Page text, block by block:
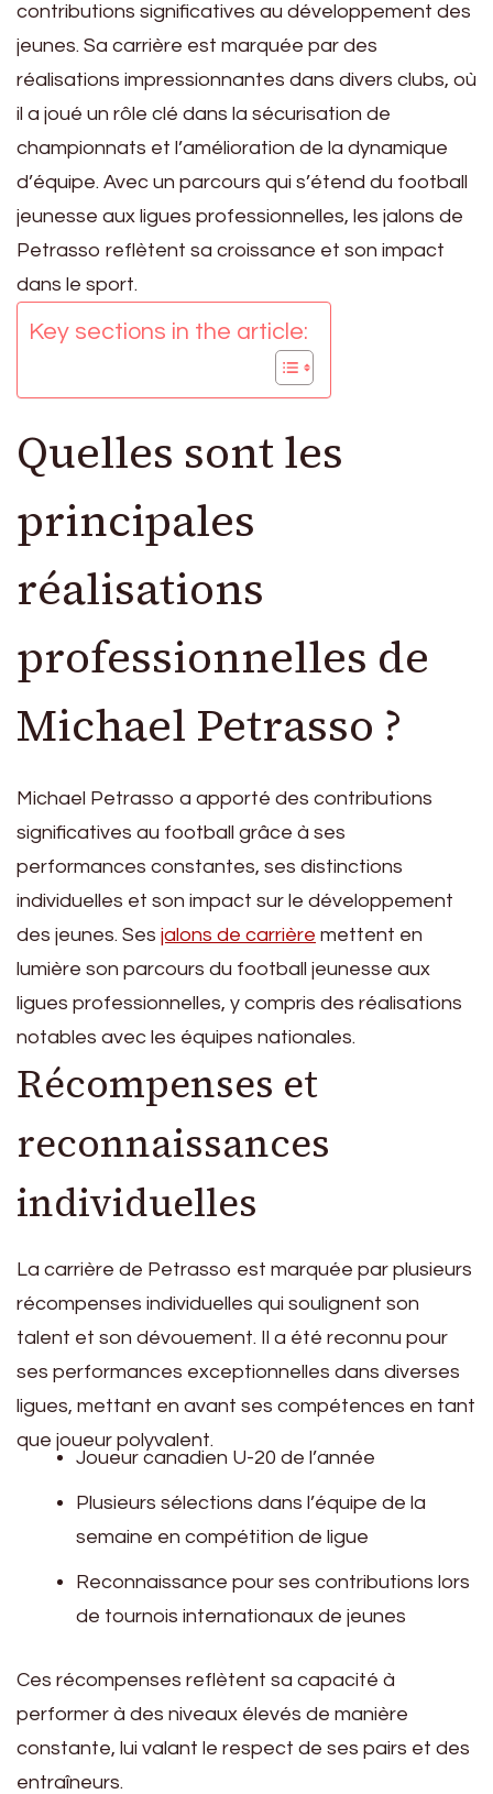
contributions significatives au développement des
jeunes. Sa carrière est marquée par des
réalisations impressionnantes dans divers clubs, où
il a joué un rôle clé dans la sécurisation de
championnats et l’amélioration de la dynamique
d’équipe. Avec un parcours qui s’étend du football
jeunesse aux ligues professionnelles, les jalons de
Petrasso reflètent sa croissance et son impact
dans le sport.
Key sections in the article:
Quelles sont les
principales
réalisations
professionnelles de
Michael Petrasso ?
Michael Petrasso a apporté des contributions
significatives au football grâce à ses
performances constantes, ses distinctions
individuelles et son impact sur le développement
des jeunes. Ses jalons de carrière mettent en
lumière son parcours du football jeunesse aux
ligues professionnelles, y compris des réalisations
notables avec les équipes nationales.
Récompenses et
reconnaissances
individuelles
La carrière de Petrasso est marquée par plusieurs
récompenses individuelles qui soulignent son
talent et son dévouement. Il a été reconnu pour
ses performances exceptionnelles dans diverses
ligues, mettant en avant ses compétences en tant
que joueur polyvalent.
Joueur canadien U-20 de l’année
Plusieurs sélections dans l’équipe de la
semaine en compétition de ligue
Reconnaissance pour ses contributions lors
de tournois internationaux de jeunes
Ces récompenses reflètent sa capacité à
performer à des niveaux élevés de manière
constante, lui valant le respect de ses pairs et des
entraîneurs.